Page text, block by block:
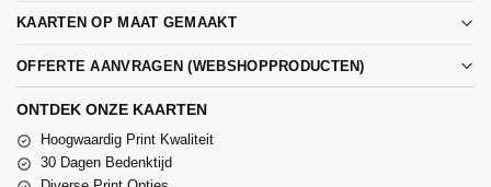
KAARTEN OP MAAT GEMAAKT
OFFERTE AANVRAGEN (WEBSHOPPRODUCTEN)
ONTDEK ONZE KAARTEN
Hoogwaardig Print Kwaliteit
30 Dagen Bedenktijd